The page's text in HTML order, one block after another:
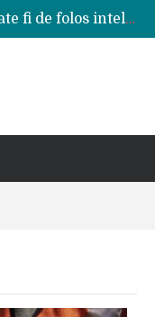
Tipuri de polizoare de care este nevoie intr-un atelier
Utilizarea diferitelor jucarii sexuale in viata de cuplu
Modul in care a evoluat tehnologia in ultimul secol
iPhone 16Pro Max sau Samsung Galaxy S24 Ultra?